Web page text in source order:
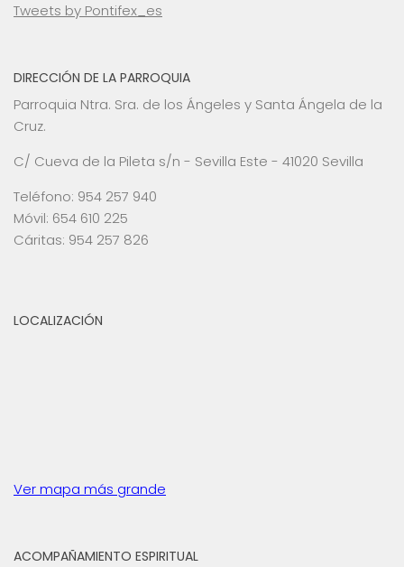
Tweets by Pontifex_es
DIRECCIÓN DE LA PARROQUIA
Parroquia Ntra. Sra. de los Ángeles y Santa Ángela de la
Cruz.
C/ Cueva de la Pileta s/n - Sevilla Este - 41020 Sevilla
Teléfono: 954 257 940
Móvil: 654 610 225
Cáritas: 954 257 826
LOCALIZACIÓN
Ver mapa más grande
ACOMPAÑAMIENTO ESPIRITUAL